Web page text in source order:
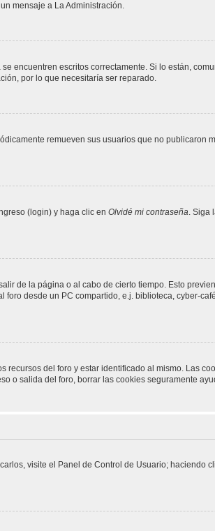
mensaje a La Administración.
encuentren escritos correctamente. Si lo están,
por lo que necesitaría ser reparado.
remueven sus usuarios que no publicaron
(login) y haga clic en Olvidé mi contraseña. Siga
de la página o al cabo de cierto tiempo. Esto
desde un PC compartido, e.j. biblioteca, cyber-
del foro y estar identificado al mismo. Las
o salida del foro, borrar las cookies seguramente
visite el Panel de Control de Usuario; haciendo